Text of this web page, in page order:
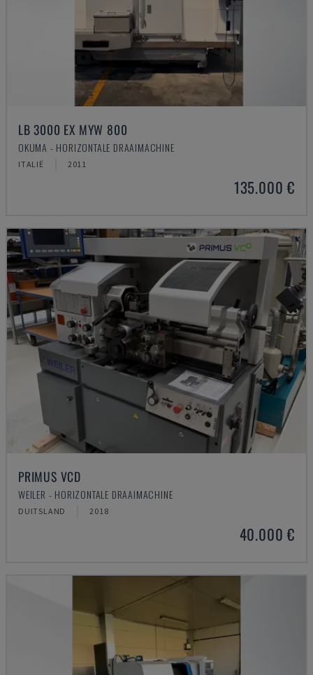
LB 3000 EX MYW 800
OKUMA - HORIZONTALE DRAAIMACHINE
ITALIË 2011
135.000 €
PRIMUS VCD
WEILER - HORIZONTALE DRAAIMACHINE
DUITSLAND 2018
40.000 €